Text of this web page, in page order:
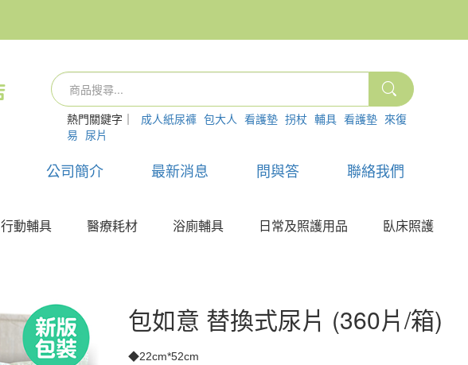
熱門關鍵字｜ 成人紙尿褲 包大人 看護墊 拐杖 輔具 看護墊 來復
易 尿片
公司簡介 最新消息 問與答 聯絡我們
行動輔具 醫療耗材 浴廁輔具 日常及照護用品 臥床照護
包如意 替換式尿片 (360片/箱)
◆22cm*52cm